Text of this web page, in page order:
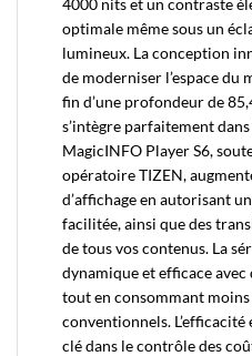
optimale même sous un
lumineux. La conception
de moderniser l’espace du
fin d’une profondeur de
s’intègre parfaitement
MagicINFO Player S6,
opératoire TIZEN,
d’affichage en autorisant
facilitée, ainsi que des
de tous vos contenus. La
dynamique et efficace
tout en consommant moins
conventionnels.
clé dans le contrôle des